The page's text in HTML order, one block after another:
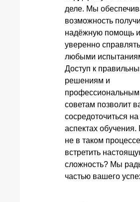
деле. Мы
возможность
надёжную помощь и
уверенно
любыми
Доступ к
решениям и
профессиональным
советам позволит
сосредоточиться на
аспектах обучения.
не в таком процессе
встретить
сложность? Мы
частью вашего